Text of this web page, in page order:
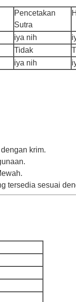
Pencetakan
Sutra
iya nih
Tidak
iya nih
krim.
tersedia sesuai